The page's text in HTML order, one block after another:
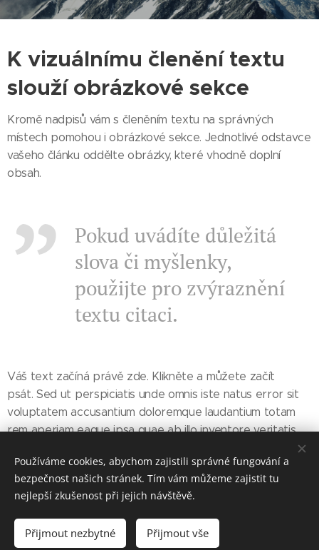
K vizuálnímu členění textu
slouží obrázkové sekce
Kromě nadpisů vám s členěním textu na správných
místech pomohou i obrázkové sekce. Jednotlivé odstavce
vašeho článku oddělte obrázky, které vhodně doplní
obsah.
Pokud uvádíte důležitá
slova či myšlenky,
použijte pro zvýraznění
textu citaci.
Váš text začíná právě zde. Klikněte a můžete začít
psát. Sed ut perspiciatis unde omnis iste natus error sit
voluptatem accusantium doloremque laudantium totam
rem aperiam eaque ipsa quae ab illo inventore veritatis
© 2025 cestujsemnou.cz
Cookies
Používáme cookies, abychom zajistili správné fungování a
bezpečnost našich stránek. Tím vám můžeme zajistit tu
nejlepší zkušenost při jejich návštěvě.
Přijmout nezbytné Přijmout vše